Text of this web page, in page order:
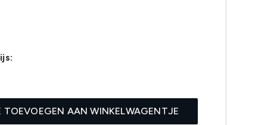
TOEVOEGEN AAN WINKELWAGENTJE